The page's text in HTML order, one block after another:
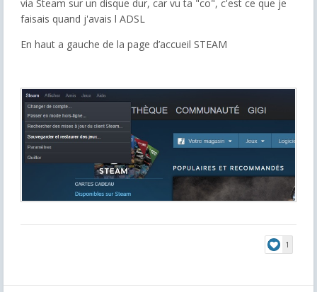
via Steam sur un disque dur, car vu ta "co", c'est ce que je
faisais quand j'avais l ADSL
En haut a gauche de la page d’accueil STEAM
1